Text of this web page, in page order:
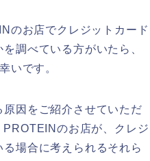
のお店でクレジットカード
調べている方がいたら、
いです。
因をご紹介させていただ
のお店が、クレジ
場合に考えられるそれら